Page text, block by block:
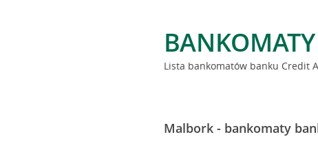
BANKOMATY
Lista bankomatów banku Credit
Malbork - bankomaty